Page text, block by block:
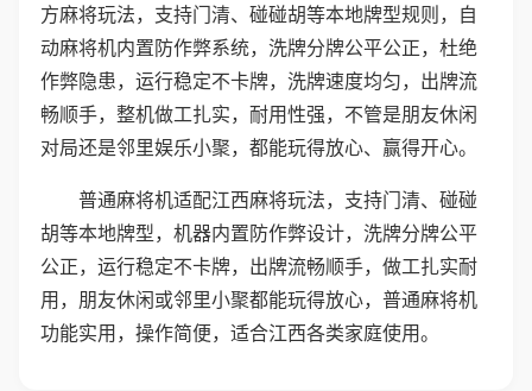
方麻将玩法，支持门清、碰碰胡等本地牌型规则，自
动麻将机内置防作弊系统，洗牌分牌公平公正，杜绝
作弊隐患，运行稳定不卡牌，洗牌速度均匀，出牌流
畅顺手，整机做工扎实，耐用性强，不管是朋友休闲
对局还是邻里娱乐小聚，都能玩得放心、赢得开心。
普通麻将机适配江西麻将玩法，支持门清、碰碰
胡等本地牌型，机器内置防作弊设计，洗牌分牌公平
公正，运行稳定不卡牌，出牌流畅顺手，做工扎实耐
用，朋友休闲或邻里小聚都能玩得放心，普通麻将机
功能实用，操作简便，适合江西各类家庭使用。